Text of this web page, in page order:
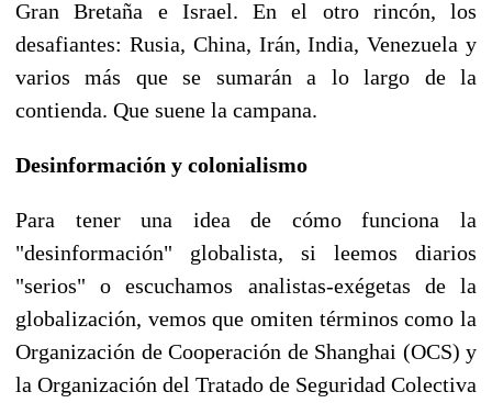
Gran Bretaña e Israel. En el otro rincón, los
desafiantes: Rusia, China, Irán, India, Venezuela y
varios más que se sumarán a lo largo de la
contienda. Que suene la campana.
Desinformación y colonialismo
Para tener una idea de cómo funciona la
"desinformación" globalista, si leemos diarios
"serios" o escuchamos analistas-exégetas de la
globalización, vemos que omiten términos como la
Organización de Cooperación de Shanghai (OCS) y
la Organización del Tratado de Seguridad Colectiva